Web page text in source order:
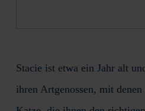
Stacie ist etwa ein Jahr alt
ihren Artgenossen, mit